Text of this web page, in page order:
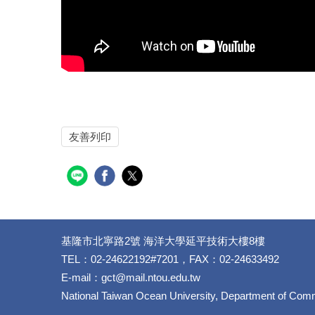
友善列印
基隆市北寧路2號 海洋大學延平技術大樓8樓
TEL：02-24622192#7201，FAX：02-24633492
E-mail：gct@mail.ntou.edu.tw
National Taiwan Ocean University, Department of